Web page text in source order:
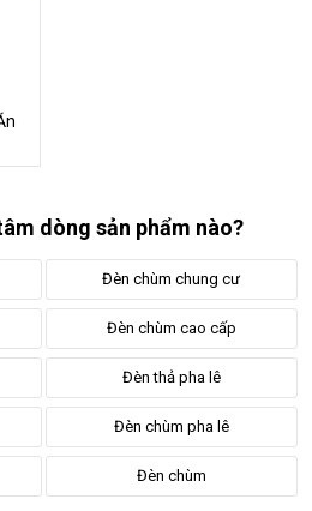
nghệ thuật hơn.
dòng sản phẩm nào?
Đèn chùm chung cư
Đèn chùm cao cấp
Đèn thả pha lê
Đèn chùm pha lê
Đèn chùm